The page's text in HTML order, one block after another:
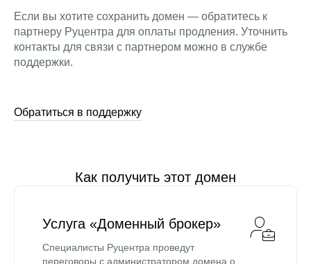
Если вы хотите сохранить домен — обратитесь к
партнеру Руцентра для оплаты продления. Уточнить
контакты для связи с партнером можно в службе
поддержки.
Обратиться в поддержку
Как получить этот домен
Услуга «Доменный брокер»
Специалисты Руцентра проведут
переговоры с администратором домена о